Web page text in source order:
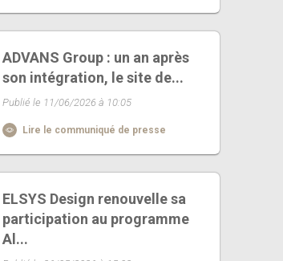
ADVANS Group : un an après
son intégration, le site de...
Publié le 11/06/2026 à 10:05
Lire le communiqué de presse
ELSYS Design renouvelle sa
participation au programme
Al...